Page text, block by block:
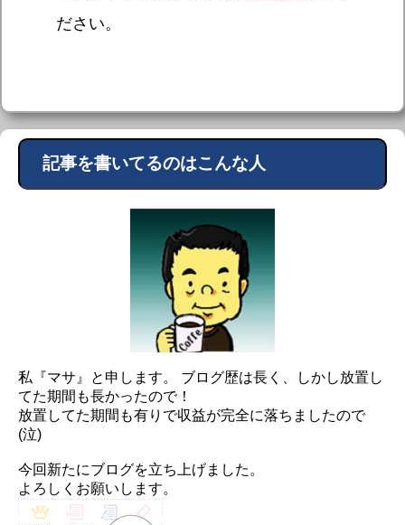
ださい。
記事を書いてるのはこんな人
私『マサ』と申します。 ブログ歴は長く、しかし放置し
てた期間も長かったので！
放置してた期間も有りで収益が完全に落ちましたので
(泣)
今回新たにブログを立ち上げました。
よろしくお願いします。